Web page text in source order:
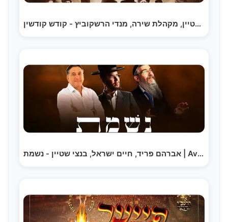
בנצי שטיין, מקהלת שירה, מנדי הרשקוביץ - קודש קודשין…
אברהם פריד, חיים ישראל, בנצי שטיין - נשמת | Avraham…